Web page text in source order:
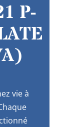
P-
vie à